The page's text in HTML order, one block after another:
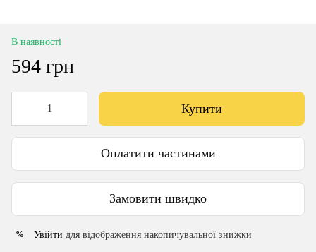
В наявності
594 грн
Купити
Оплатити частинами
Замовити швидко
% Увійти для відображення накопичувальної знижки